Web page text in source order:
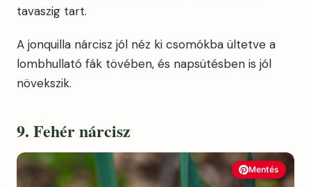
tavaszig tart.
A jonquilla nárcisz jól néz ki csomókba ültetve a
lombhullató fák tövében, és napsütésben is jól
növekszik.
9. Fehér nárcisz
Mentés